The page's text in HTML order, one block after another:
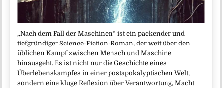
„Nach dem Fall der Maschinen“ ist ein packender und
tiefgründiger Science-Fiction-Roman, der weit über den
üblichen Kampf zwischen Mensch und Maschine
hinausgeht. Es ist nicht nur die Geschichte eines
Überlebenskampfes in einer postapokalyptischen Welt,
sondern eine kluge Reflexion über Verantwortung, Macht